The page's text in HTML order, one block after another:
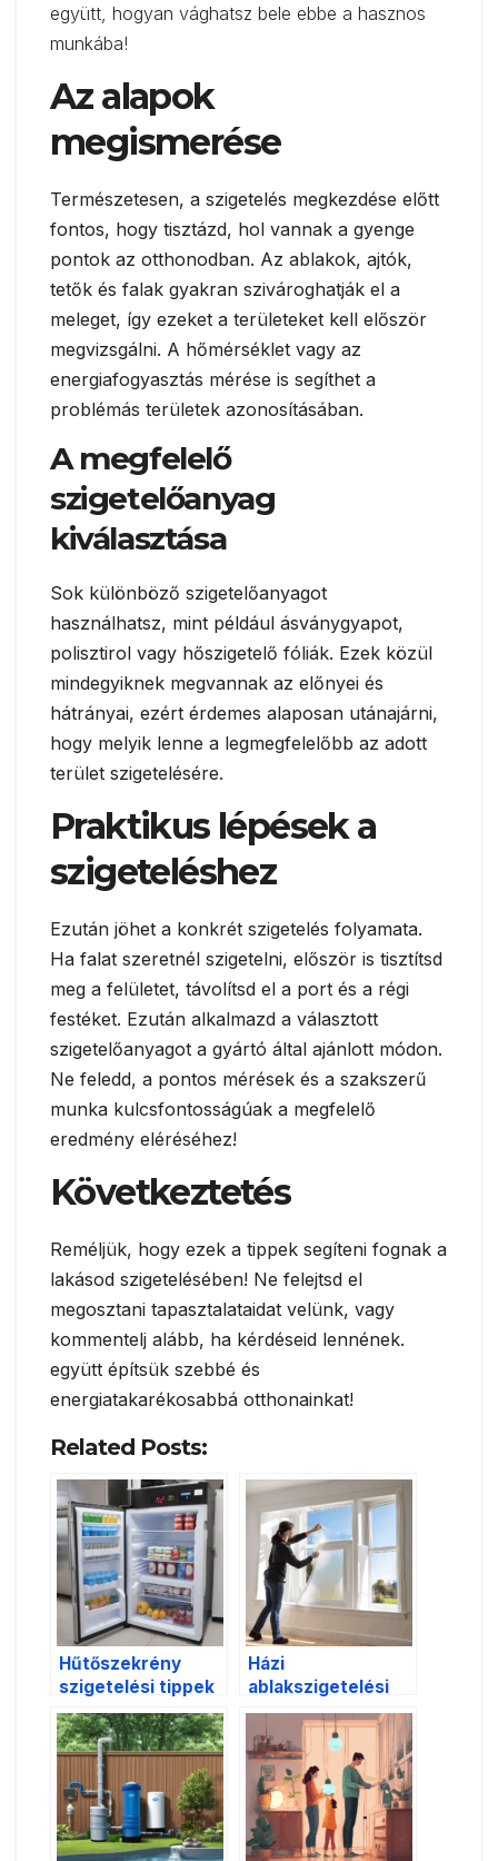
együtt, hogyan vághatsz bele ebbe a hasznos
munkába!
Az alapok
megismerése
Természetesen, a szigetelés megkezdése előtt
fontos, hogy tisztázd, hol vannak a gyenge
pontok az otthonodban. Az ablakok, ajtók,
tetők és falak gyakran szivároghatják el a
meleget, így ezeket a területeket kell először
megvizsgálni. A hőmérséklet vagy az
energiafogyasztás mérése is segíthet a
problémás területek azonosításában.
A megfelelő
szigetelőanyag
kiválasztása
Sok különböző szigetelőanyagot
használhatsz, mint például ásványgyapot,
polisztirol vagy hőszigetelő fóliák. Ezek közül
mindegyiknek megvannak az előnyei és
hátrányai, ezért érdemes alaposan utánajárni,
hogy melyik lenne a legmegfelelőbb az adott
terület szigetelésére.
Praktikus lépések a
szigeteléshez
Ezután jöhet a konkrét szigetelés folyamata.
Ha falat szeretnél szigetelni, először is tisztítsd
meg a felületet, távolítsd el a port és a régi
festéket. Ezután alkalmazd a választott
szigetelőanyagot a gyártó által ajánlott módon.
Ne feledd, a pontos mérések és a szakszerű
munka kulcsfontosságúak a megfelelő
eredmény eléréséhez!
Következtetés
Reméljük, hogy ezek a tippek segíteni fognak a
lakásod szigetelésében! Ne felejtsd el
megosztani tapasztalataidat velünk, vagy
kommentelj alább, ha kérdéseid lennének.
együtt építsük szebbé és
energiatakarékosabbá otthonainkat!
Related Posts:
Hűtőszekrény
szigetelési tippek
Házi
ablakszigetelési
praktikák